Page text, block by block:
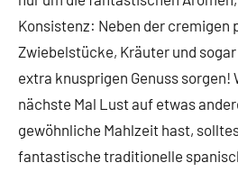
Konsistenz: Neben der cremigen
Zwiebelstücke, Kräuter und
extra knusprigen Genuss sorgen!
nächste Mal Lust auf etwas
gewöhnliche Mahlzeit hast,
fantastische traditionelle